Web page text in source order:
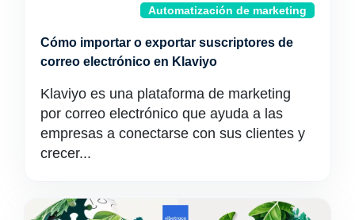
Automatización de marketing
Cómo importar o exportar suscriptores de
correo electrónico en Klaviyo
Klaviyo es una plataforma de marketing
por correo electrónico que ayuda a las
empresas a conectarse con sus clientes y
crecer...